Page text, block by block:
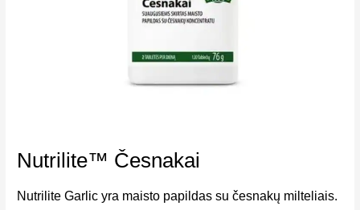
Nutrilite™ Česnakai
Nutrilite Garlic yra maisto papildas su česnakų milteliais.